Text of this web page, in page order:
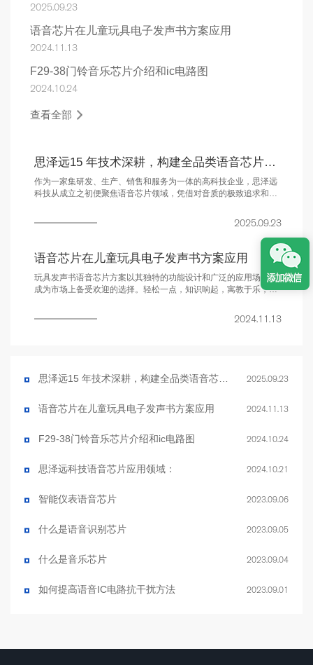
2025.09.23
语音芯片在儿童玩具电子发声书方案应用
2024.11.13
F29-38门铃音乐芯片介绍和ic电路图
2024.10.24
查看全部
思泽远15 年技术深耕，构建全品类语音芯片产品生态
作为一家集研发、生产、销售和服务为一体的高科技企业，思泽远
科技从成立之初便聚焦语音芯片领域，凭借对音质的极致追求和对
2025.09.23
语音芯片在儿童玩具电子发声书方案应用
玩具发声书语音芯片方案以其独特的功能设计和广泛的应用场景，
成为市场上备受欢迎的选择。轻松一点，知识响起，寓教于乐，从
2024.11.13
思泽远15 年技术深耕，构建全品类语音芯片产品生态 2025.09.23
语音芯片在儿童玩具电子发声书方案应用 2024.11.13
F29-38门铃音乐芯片介绍和ic电路图 2024.10.24
思泽远科技语音芯片应用领域： 2024.10.21
智能仪表语音芯片 2023.09.06
什么是语音识别芯片 2023.09.05
什么是音乐芯片 2023.09.04
如何提高语音IC电路抗干扰方法 2023.09.01